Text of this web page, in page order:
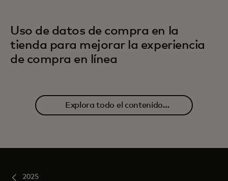
Uso de datos de compra en la
tienda para mejorar la experiencia
de compra en línea
Explora todo el contenido
2025